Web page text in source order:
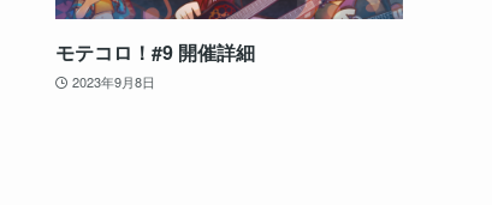
モテコロ！#9 開催詳細
2023年9月8日